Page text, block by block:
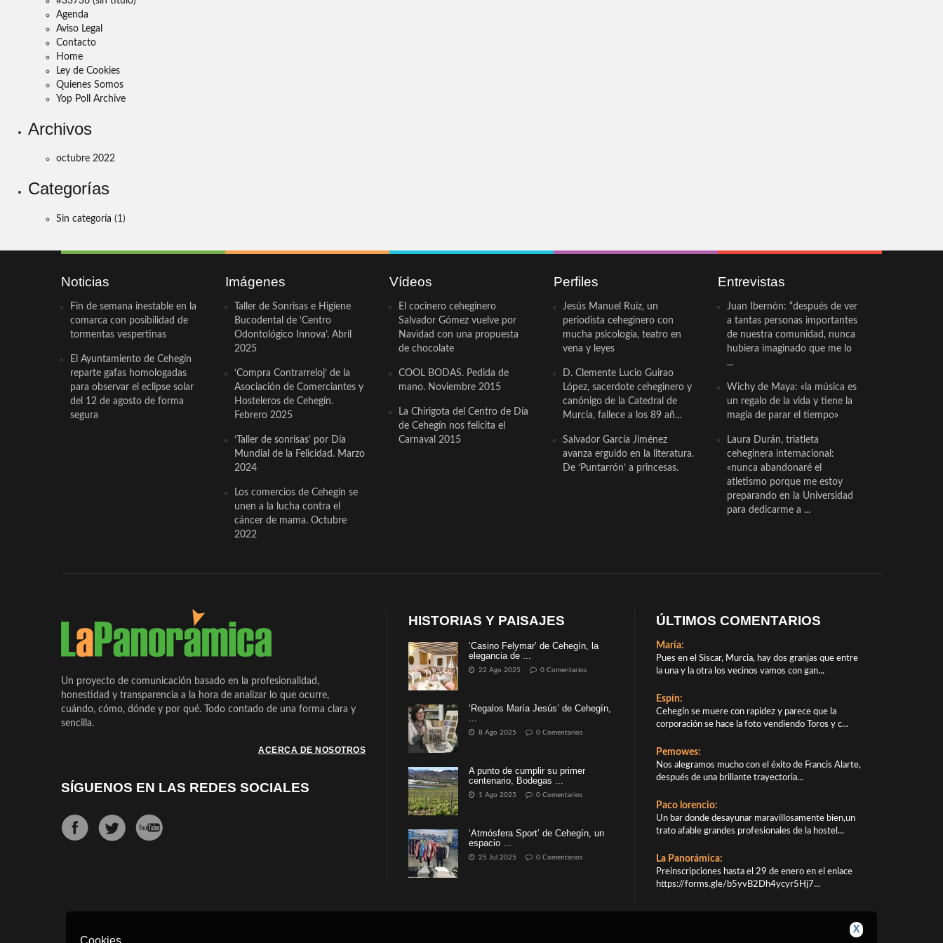
Agenda
Aviso Legal
Contacto
Home
Ley de Cookies
Quienes Somos
Yop Poll Archive
Archivos
octubre 2022
Categorías
Sin categoría (1)
Noticias
Fin de semana inestable en la
comarca con posibilidad de
tormentas vespertinas
El Ayuntamiento de Cehegín
reparte gafas homologadas
para observar el eclipse solar
del 12 de agosto de forma
segura
Imágenes
Taller de Sonrisas e Higiene
Bucodental de ‘Centro
Odontológico Innova’. Abril
2025
‘Compra Contrarreloj’ de la
Asociación de Comerciantes y
Hosteleros de Cehegín.
Febrero 2025
‘Taller de sonrisas’ por Día
Mundial de la Felicidad. Marzo
2024
Los comercios de Cehegín se
unen a la lucha contra el
cáncer de mama. Octubre
2022
Vídeos
El cocinero ceheginero
Salvador Gómez vuelve por
Navidad con una propuesta
de chocolate
COOL BODAS. Pedida de
mano. Noviembre 2015
La Chirigota del Centro de Día
de Cehegín nos felicita el
Carnaval 2015
Perfiles
Jesús Manuel Ruiz, un
periodista ceheginero con
mucha psicología, teatro en
vena y leyes
D. Clemente Lucio Guirao
López, sacerdote ceheginero y
canónigo de la Catedral de
Murcia, fallece a los 89 añ...
Salvador García Jiménez
avanza erguido en la literatura.
De ‘Puntarrón’ a princesas.
Entrevistas
Juan Ibernón: “después de ver
a tantas personas importantes
de nuestra comunidad, nunca
hubiera imaginado que me lo
...
Wichy de Maya: «la música es
un regalo de la vida y tiene la
magia de parar el tiempo»
Laura Durán, triatleta
ceheginera internacional:
«nunca abandonaré el
atletismo porque me estoy
preparando en la Universidad
para dedicarme a ...
Un proyecto de comunicación basado en la profesionalidad,
honestidad y transparencia a la hora de analizar lo que ocurre,
cuándo, cómo, dónde y por qué. Todo contado de una forma clara y
sencilla.
ACERCA DE NOSOTROS
SÍGUENOS EN LAS REDES SOCIALES
HISTORIAS Y PAISAJES
‘Casino Felymar’ de Cehegín, la
elegancia de ...
22 Ago 2025 0 Comentarios
‘Regalos María Jesús’ de Cehegín,
...
8 Ago 2025 0 Comentarios
A punto de cumplir su primer
centenario, Bodegas ...
1 Ago 2025 0 Comentarios
‘Atmósfera Sport’ de Cehegín, un
espacio ...
25 Jul 2025 0 Comentarios
ÚLTIMOS COMENTARIOS
María:
Pues en el Siscar, Murcia, hay dos granjas que entre
la una y la otra los vecinos vamos con gan...
Espín:
Cehegín se muere con rapidez y parece que la
corporación se hace la foto vendiendo Toros y c...
Pemowes:
Nos alegramos mucho con el éxito de Francis Alarte,
después de una brillante trayectoria...
Paco lorencio:
Un bar donde desayunar maravillosamente bien,un
trato afable grandes profesionales de la hostel...
La Panorámica:
Preinscripciones hasta el 29 de enero en el enlace
https://forms.gle/b5yvB2Dh4ycyr5Hj7...
X
Cookies